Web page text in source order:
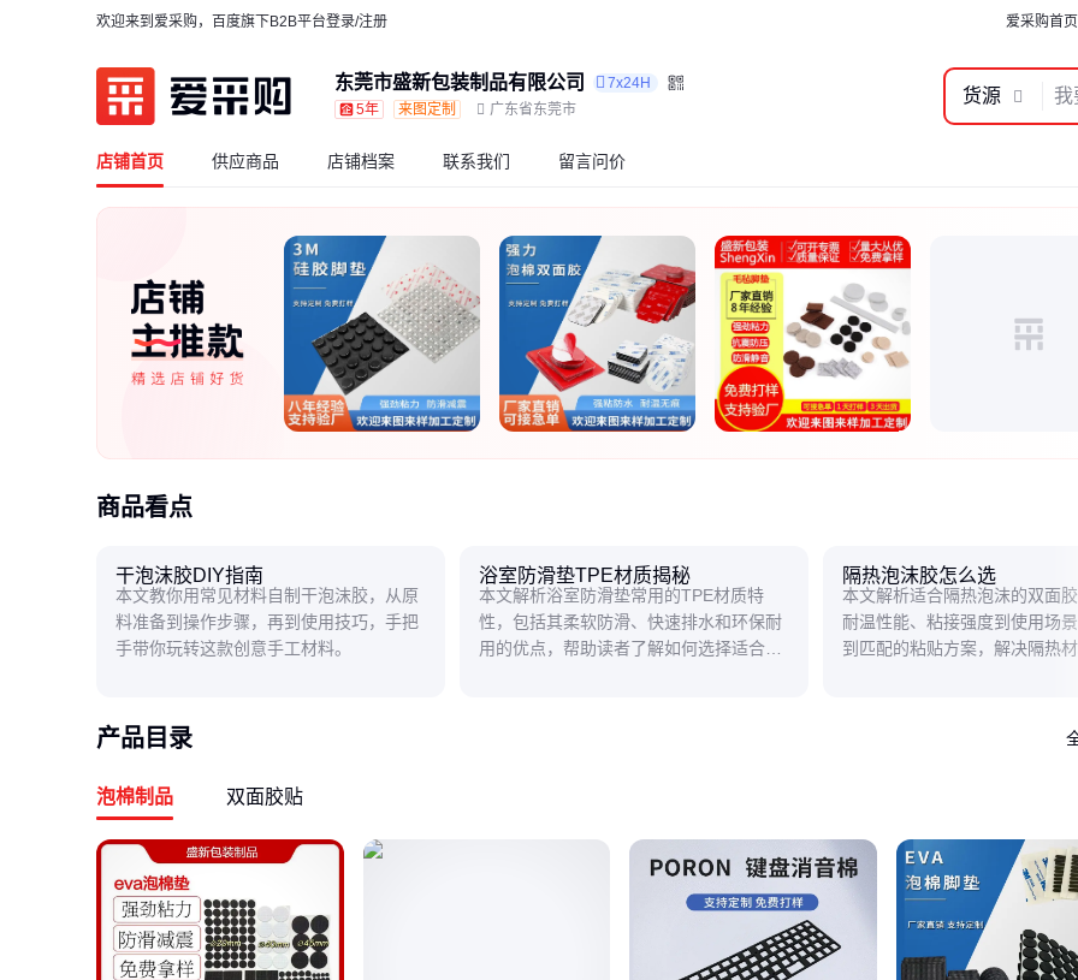
欢迎来到爱采购，百度旗下B2B平台登录/注册 爱采购首页
东莞市盛新包装制品有限公司
7x24H
5年
来图定制 广东省东莞市
货源
店铺首页 供应商品 店铺档案 联系我们 留言问价
商品看点
干泡沫胶DIY指南
本文教你用常见材料自制干泡沫胶，从原
料准备到操作步骤，再到使用技巧，手把
手带你玩转这款创意手工材料。
浴室防滑垫TPE材质揭秘
本文解析浴室防滑垫常用的TPE材质特
性，包括其柔软防滑、快速排水和环保耐
用的优点，帮助读者了解如何选择适合的
隔热泡沫胶怎么选
本文解析适合隔热泡沫的双面胶
耐温性能、粘接强度到使用场景
到匹配的粘贴方案，解决隔热材
产品目录
泡棉制品 双面胶贴